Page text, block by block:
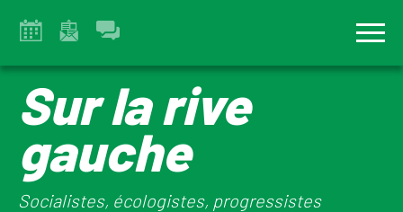
Sur la rive
gauche
Socialistes, écologistes, progressistes